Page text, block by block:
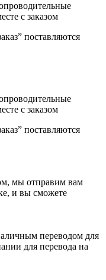
с заказом
поставляются
с заказом
поставляются
мы отправим вам
и вы сможете
переводом для
для перевода на